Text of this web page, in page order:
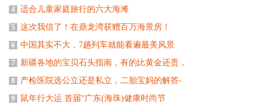
4 适合儿童家庭旅行的六大海滩
5 这次我信了！在鼎龙湾获赠百万海景房！
6 中国其实不大，7趟列车就能看遍最美风景
7 新疆各地的宝贝石头指南，有的比黄金还贵，
8 产检医院选公立还是私立，二胎宝妈的解答-
9 鼠年行大运 首届“广东(海珠)健康时尚节